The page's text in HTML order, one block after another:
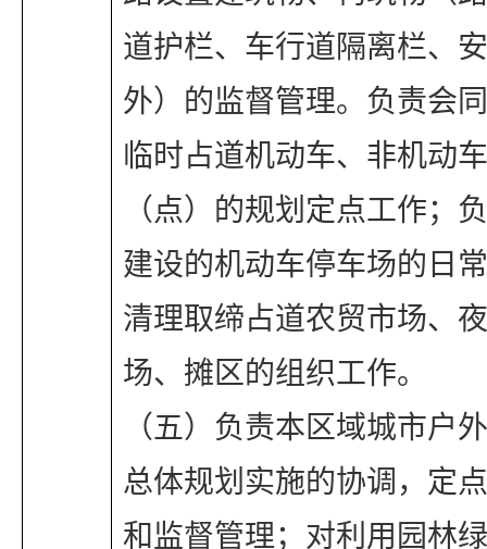
道护栏、车行道隔离栏、
外）的监督管理。负责会
临时占道机动车、非机动
（点）的规划定点工作；
建设的机动车停车场的日
清理取缔占道农贸市场、
场、摊区的组织工作。
（五）负责本区域城市户
总体规划实施的协调，定
和监督管理；对利用园林